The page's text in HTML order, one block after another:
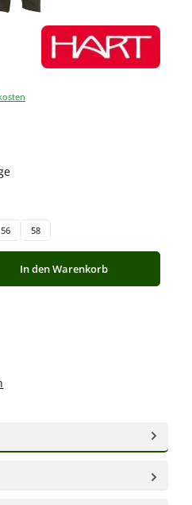
56 58
Wert ein oder benutze die
In den Warenkorb